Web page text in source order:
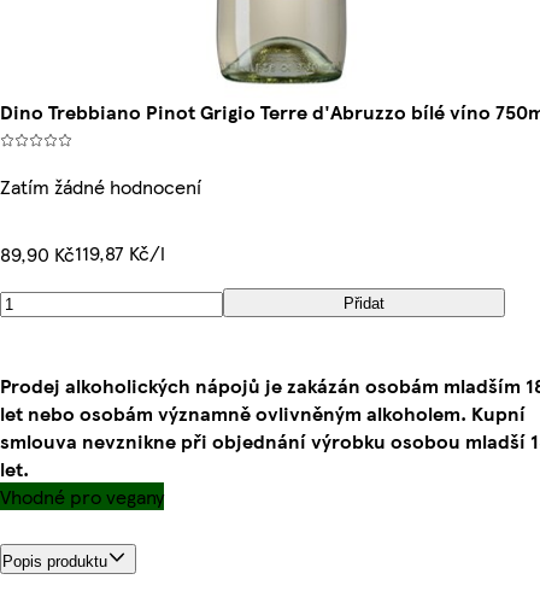
Dino Trebbiano Pinot Grigio Terre d'Abruzzo bílé víno
Zatím žádné hodnocení
89,90 Kč119,87 Kč/l
Přidat
Prodej alkoholických nápojů je zakázán osobám mladším
let nebo osobám významně ovlivněným alkoholem. Kupní
smlouva nevznikne při objednání výrobku osobou mladší
let.
Vhodné pro vegany
Popis produktu